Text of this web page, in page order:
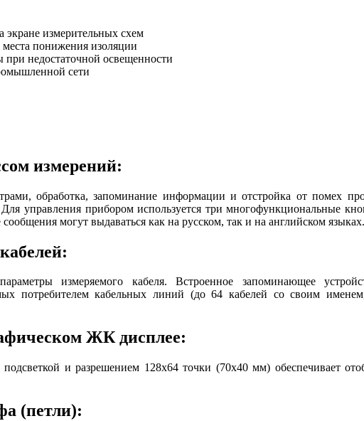
экране измерительных схем
места понижения изоляции
недостаточной освещенности
сети
измерений:
обработка, запоминание информации и отстройка от помех
управления прибором используется три многофункциональные
могут выдаваться как на русском, так и на английском языках.
измеряемого кабеля. Встроенное запоминающее
потребителем кабельных линий (до 64 кабелей со своим
ЖК дисплее:
и разрешением 128х64 точки (70х40 мм) обеспечивает
(петли):